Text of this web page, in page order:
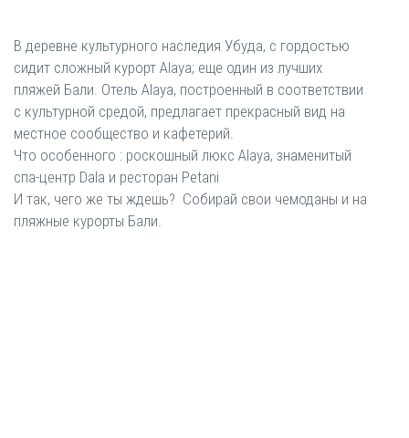
В деревне культурного наследия Убуда, с гордостью
сидит сложный курорт Alaya; еще один из лучших
пляжей Бали. Отель Alaya, построенный в соответствии
с культурной средой, предлагает прекрасный вид на
местное сообщество и кафетерий.
Что особенного : роскошный люкс Alaya, знаменитый
спа-центр Dala и ресторан Petani
И так, чего же ты ждешь? Собирай свои чемоданы и на
пляжные курорты Бали.